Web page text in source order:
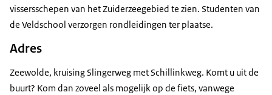
vissersschepen van het Zuiderzeegebied te zien. Studenten van
de Veldschool verzorgen rondleidingen ter plaatse.
Adres
Zeewolde, kruising Slingerweg met Schillinkweg. Komt u uit de
buurt? Kom dan zoveel als mogelijk op de fiets, vanwege